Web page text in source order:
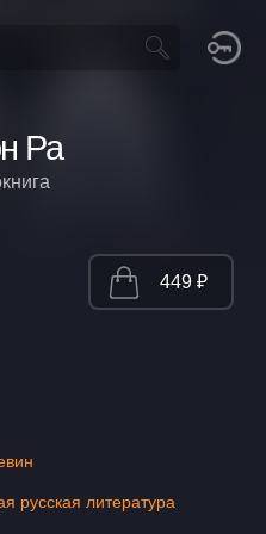
Ра
русская литература
449 ₽